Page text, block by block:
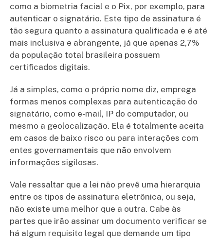
como a biometria facial e o Pix, por exemplo, para
autenticar o signatário. Este tipo de assinatura é
tão segura quanto a assinatura qualificada e é até
mais inclusiva e abrangente, já que apenas 2,7%
da população total brasileira possuem
certificados digitais.
Já a simples, como o próprio nome diz, emprega
formas menos complexas para autenticação do
signatário, como e-mail, IP do computador, ou
mesmo a geolocalização. Ela é totalmente aceita
em casos de baixo risco ou para interações com
entes governamentais que não envolvem
informações sigilosas.
Vale ressaltar que a lei não prevê uma hierarquia
entre os tipos de assinatura eletrônica, ou seja,
não existe uma melhor que a outra. Cabe às
partes que irão assinar um documento verificar se
há algum requisito legal que demande um tipo